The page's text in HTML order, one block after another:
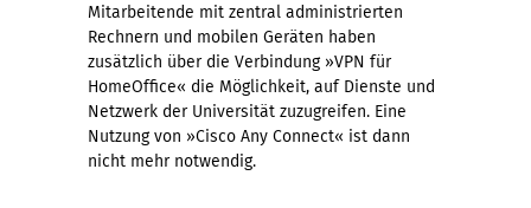
Mitarbeitende mit zentral administrierten
Rechnern und mobilen Geräten haben
zusätzlich über die Verbindung »VPN für
HomeOffice« die Möglichkeit, auf Dienste und
Netzwerk der Universität zuzugreifen. Eine
Nutzung von »Cisco Any Connect« ist dann
nicht mehr notwendig.